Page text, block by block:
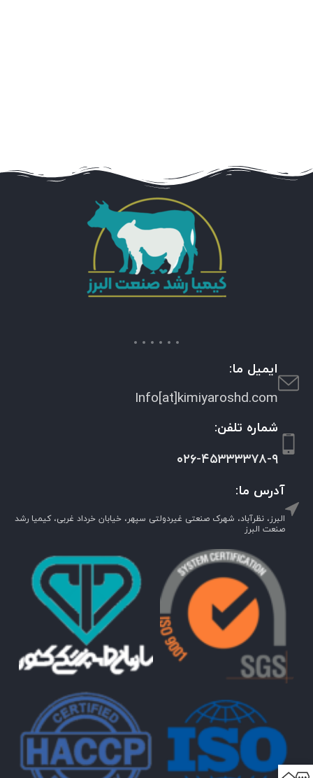
ایمیل ما:
Info[at]kimiyaroshd.com
شماره تلفن:
۰۲۶-۴۵۳۳۳۳۷۸-۹
آدرس ما:
البرز، نظرآباد، شهرک صنعتی غیردولتی سپهر، خیابان خرداد غربی، کیمیا رشد
صنعت البرز